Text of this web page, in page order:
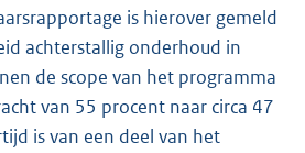
is hierover gemeld
achterstallig onderhoud in
de scope van het programma
van 55 procent naar circa 47
is van een deel van het